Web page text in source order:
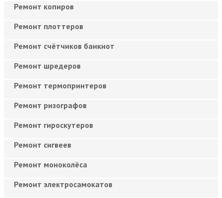
Ремонт копиров
Ремонт плоттеров
Ремонт счётчиков банкнот
Ремонт шредеров
Ремонт термопринтеров
Ремонт ризографов
Ремонт гироскутеров
Ремонт сигвеев
Ремонт моноколёса
Ремонт электросамокатов